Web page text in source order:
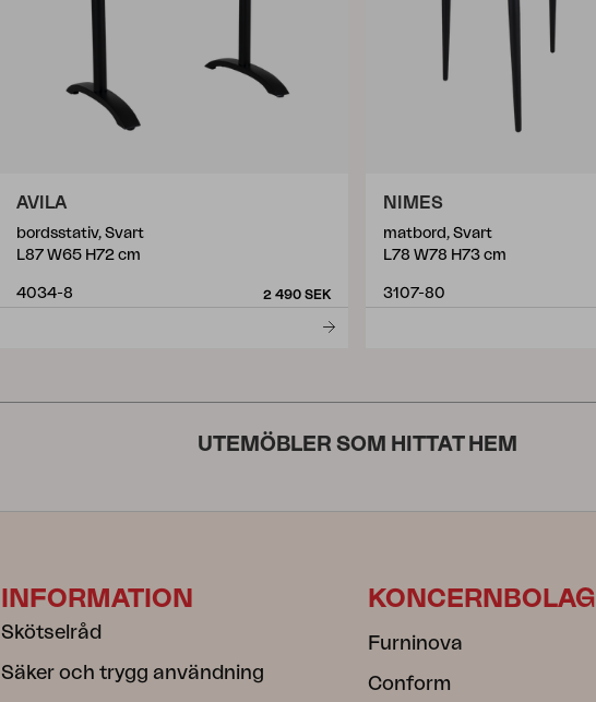
AVILA
bordsstativ, Svart
L87 W65 H72 cm
4034-8 2 490 SEK
NIMES
matbord, Svart
L78 W78 H73 cm
3107-80
UTEMÖBLER SOM HITTAT HEM
INFORMATION
Skötselråd
Säker och trygg användning
KONCERNBOLAG
Furninova
Conform